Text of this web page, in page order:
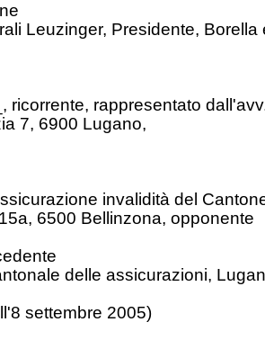
Leuzinger, Presidente, Borella
ricorrente, rappresentato
7, 6900 Lugano,
invalidità del
6500 Bellinzona, opponente
delle assicurazioni,
settembre 2005)